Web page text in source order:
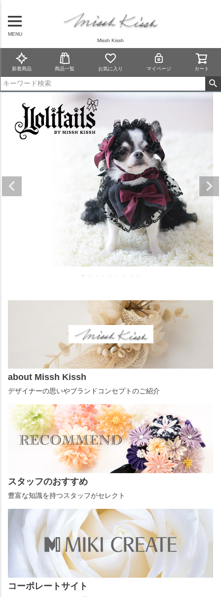
MENU
Missh Kissh
新着商品 商品一覧 お気に入り マイページ カート
about Missh Kissh
デザイナーの思いやブランドコンセプトのご紹介
スタッフのおすすめ
豊富な知識を持つスタッフがセレクト
コーポレートサイト